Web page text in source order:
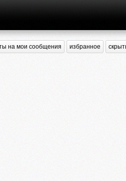
на мои сообщения избранное